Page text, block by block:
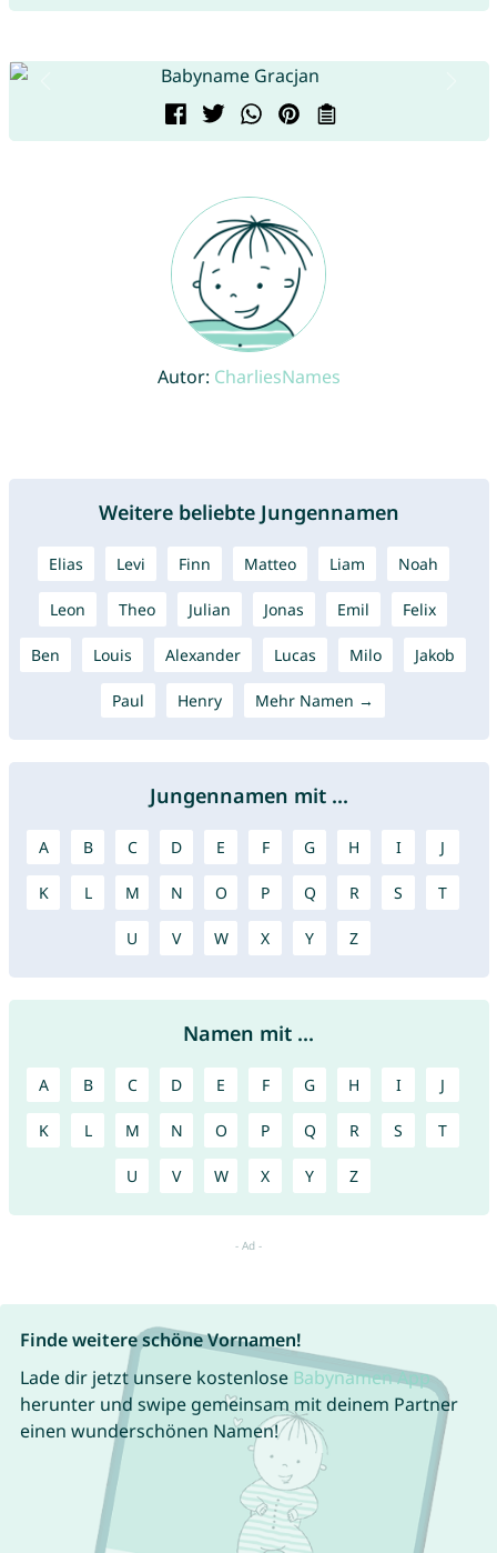
Autor: CharliesNames
Weitere beliebte Jungennamen
Elias Levi Finn Matteo Liam Noah
Leon Theo Julian Jonas Emil Felix
Ben Louis Alexander Lucas Milo Jakob
Paul Henry Mehr Namen →
Jungennamen mit ...
A B C D E F G H I J
K L M N O P Q R S T
U V W X Y Z
Namen mit ...
A B C D E F G H I J
K L M N O P Q R S T
U V W X Y Z
Finde weitere schöne Vornamen!
Lade dir jetzt unsere kostenlose Babynamen App
herunter und swipe gemeinsam mit deinem Partner
einen wunderschönen Namen!